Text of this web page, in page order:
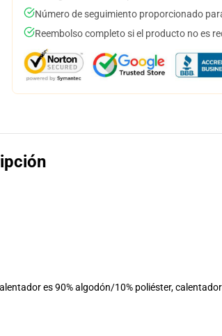
Número de seguimiento proporcionado
Reembolso completo si el producto no es
es 90% algodón/10% poliéster,